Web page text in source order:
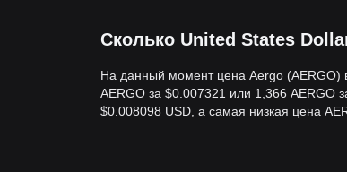
Сколько United States
На данный момент цена Aergo (AERGO)
AERGO за $0.007321 или 1,366 AERGO
$0.008098 USD, а самая низкая цена